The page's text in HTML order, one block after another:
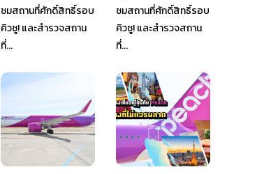
ชมสถานที่ศักดิ์สิทธิ์รอบ
คิวชู! และสำรวจสถาน
ที่...
ชมสถานที่ศักดิ์สิทธิ์รอบ
คิวชู! และสำรวจสถาน
ที่...